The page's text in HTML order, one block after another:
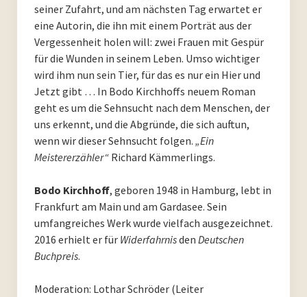
PoesieFest 2016
PoesieFest 2015
PoesieFest 2014
PoesieFest 2013
PoesieFest 2012
PoesieFest 2011
PoesieDebütPreis Düsseldorf
Archiv
Archiv 2023
seiner Zufahrt, und am nächsten Tag erwartet er
eine Autorin, die ihn mit einem Porträt aus der
Vergessenheit holen will: zwei Frauen mit Gespür
für die Wunden in seinem Leben. Umso wichtiger
wird ihm nun sein Tier, für das es nur ein Hier und
Jetzt gibt … In Bodo Kirchhoffs neuem Roman
geht es um die Sehnsucht nach dem Menschen, der
uns erkennt, und die Abgründe, die sich auftun,
wenn wir dieser Sehnsucht folgen. „Ein
Meistererzähler“ Richard Kämmerlings.
Bodo Kirchhoff, geboren 1948 in Hamburg, lebt in
Frankfurt am Main und am Gardasee. Sein
umfangreiches Werk wurde vielfach ausgezeichnet.
2016 erhielt er für Widerfahrnisden Deutschen
Buchpreis.
Moderation: Lothar Schröder (Leiter